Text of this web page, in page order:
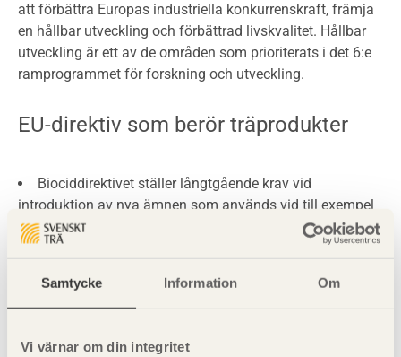
Samtycke Information Om
Vi värnar om din integritet
att förbättra Europas industriella konkurrenskraft, främja
en hållbar utveckling och förbättrad livskvalitet. Hållbar
utveckling är ett av de områden som prioriterats i det 6:e
ramprogrammet för forskning och utveckling.
EU-direktiv som berör träprodukter
Biociddirektivet ställer långtgående krav vid
introduktion av nya ämnen som används vid till exempel
träskydd. Både beständighet och miljöpåverkan ska
kunna visas.
VOC-direktivet handlar om begränsning av
deponering av brännbart avfall samt regler om utsläpp